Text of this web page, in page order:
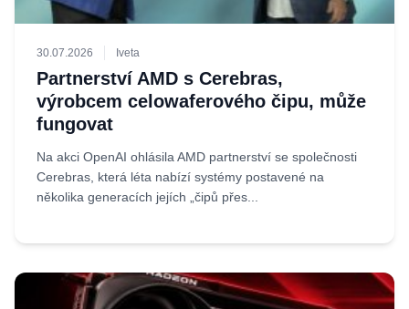
30.07.2026 Iveta
Partnerství AMD s Cerebras,
výrobcem celowaferového čipu, může
fungovat
Na akci OpenAI ohlásila AMD partnerství se společnosti
Cerebras, která léta nabízí systémy postavené na
několika generacích jejích „čipů přes...